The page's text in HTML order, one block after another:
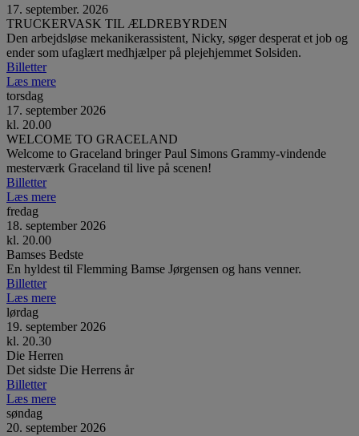
17. september. 2026
TRUCKERVASK TIL ÆLDREBYRDEN
Den arbejdsløse mekanikerassistent, Nicky, søger desperat et job og
ender som ufaglært medhjælper på plejehjemmet Solsiden.
Billetter
Læs mere
torsdag
17. september 2026
kl. 20.00
WELCOME TO GRACELAND
Welcome to Graceland bringer Paul Simons Grammy-vindende
mesterværk Graceland til live på scenen!
Billetter
Læs mere
fredag
18. september 2026
kl. 20.00
Bamses Bedste
En hyldest til Flemming Bamse Jørgensen og hans venner.
Billetter
Læs mere
lørdag
19. september 2026
kl. 20.30
Die Herren
Det sidste Die Herrens år
Billetter
Læs mere
søndag
20. september 2026